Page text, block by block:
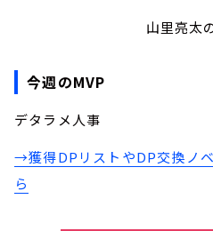
山里亮太
今週のMVP
デタラメ人事
→獲得DPリストやDP交換ノ
ら